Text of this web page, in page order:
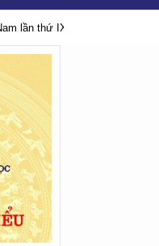
lần thứ IX, nhiệm kỳ 2026-